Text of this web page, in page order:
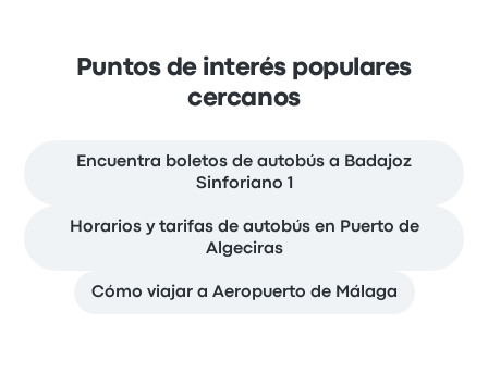
Puntos de interés populares
cercanos
Encuentra boletos de autobús a Badajoz
Sinforiano 1
Horarios y tarifas de autobús en Puerto de
Algeciras
Cómo viajar a Aeropuerto de Málaga